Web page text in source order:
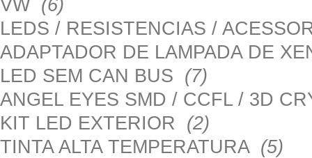
VW (6)
LEDS / RESISTENCIAS /
ADAPTADOR DE LAMPADA DE
LED SEM CAN BUS (7)
ANGEL EYES SMD / CCFL / 3D
KIT LED EXTERIOR (2)
TINTA ALTA TEMPERATURA (5)